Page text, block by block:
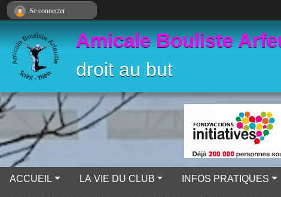
Amicale Bouliste
droit au but
ACCUEIL LA VIE DU CLUB INFOS PRATIQUES
Se connecter
Panneau de gestion des cookies